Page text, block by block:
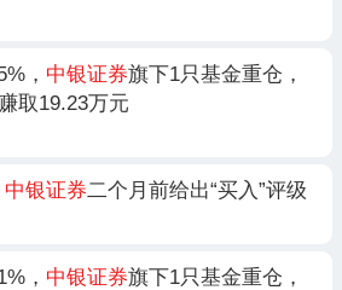
， 中银证券旗下1只基金重仓，
取19.23万元
中银证券二个月前给出“买入”评级
， 中银证券旗下1只基金重仓，